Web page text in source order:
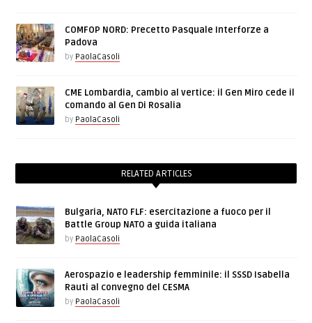
COMFOP NORD: Precetto Pasquale Interforze a
Padova
by PaolaCasoli
CME Lombardia, cambio al vertice: il Gen Miro cede il
comando al Gen Di Rosalia
by PaolaCasoli
RELATED ARTICLES
Bulgaria, NATO FLF: esercitazione a fuoco per il
Battle Group NATO a guida italiana
by PaolaCasoli
Aerospazio e leadership femminile: il SSSD Isabella
Rauti al convegno del CESMA
by PaolaCasoli